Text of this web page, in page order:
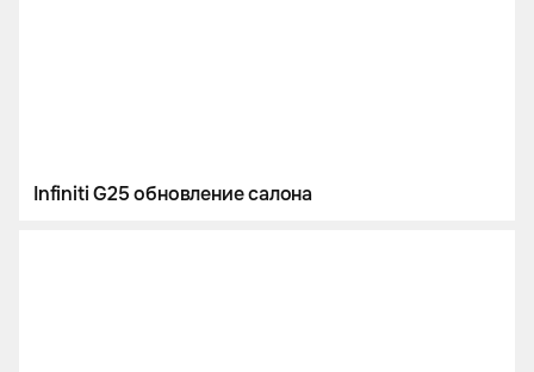
Infiniti G25 обновление салона